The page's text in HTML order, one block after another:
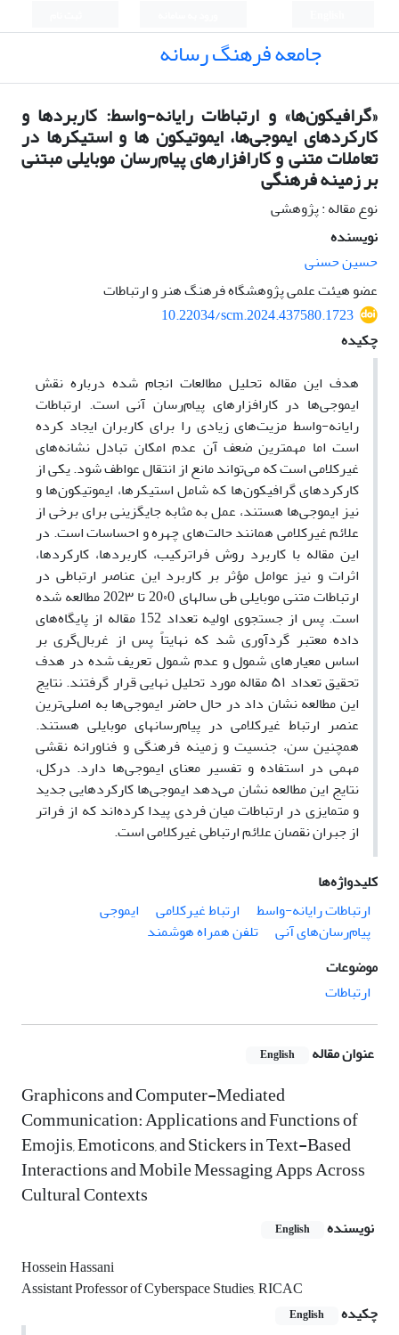
جامعه فرهنگ رسانه
«گرافیکون‌ها» و ارتباطات رایانه-واسط: کاربردها و
کارکردهای ایموجی‌ها، ایموتیکون ها و استیکرها در
تعاملات متنی و کارافزارهای پیام‌رسان موبایلی مبتنی
بر زمینه فرهنگی
نوع مقاله : پژوهشی
نویسنده
حسین حسنی
عضو هیئت علمی پژوهشگاه فرهنگ هنر و ارتباطات
10.22034/scm.2024.437580.1723
چکیده
هدف این مقاله تحلیل مطالعات انجام شده درباره نقش
ایموجی‌ها در کارافزارهای پیام‌رسان آنی است. ارتباطات
رایانه-واسط مزیت‌های زیادی را برای کاربران ایجاد کرده
است اما مهمترین ضعف آن عدم امکان تبادل نشانه‌های
غیرکلامی است که می‌تواند مانع از انتقال عواطف شود. یکی از
کارکردهای گرافیکون‌ها که شامل استیکرها، ایموتیکون‌ها و
نیز ایموجی‌ها هستند، عمل به مثابه جایگزینی برای برخی از
علائم غیرکلامی همانند حالت‌های چهره و احساسات است. در
این مقاله با کاربرد روش فراترکیب، کاربردها، کارکردها،
اثرات و نیز عوامل مؤثر بر کاربرد این عناصر ارتباطی در
ارتباطات متنی موبایلی طی سالهای 20۰0 تا 202۳ مطالعه شده
است. پس از جستجوی اولیه تعداد 152 مقاله از پایگاه‌های
داده معتبر گردآوری شد که نهایتاً پس از غربال‌گری بر
اساس معیارهای شمول و عدم شمول تعریف شده در هدف
تحقیق تعداد ۵۱ مقاله مورد تحلیل نهایی قرار گرفتند. نتایج
این مطالعه نشان داد در حال حاضر ایموجی‌ها به اصلی‌ترین
عنصر ارتباط غیرکلامی در پیام‌رسانهای موبایلی هستند.
همچنین سن، جنسیت و زمینه فرهنگی و فناورانه نقشی
مهمی در استفاده و تفسیر معنای ایموجی‌ها دارد. درکل،
نتایج این مطالعه نشان می‌دهد ایموجی‌ها کارکردهایی جدید
و متمایزی در ارتباطات میان فردی پیدا کرده‌اند که از فراتر
از جبران نقصان علائم ارتباطی غیرکلامی است.
کلیدواژه‌ها
ارتباطات رایانه-واسط
ارتباط غیرکلامی
ایموجی
پیام‌رسان‌های آنی
تلفن همراه هوشمند
موضوعات
ارتباطات
عنوان مقاله English
Graphicons and Computer-Mediated
Communication: Applications and Functions of
Emojis, Emoticons, and Stickers in Text-Based
Interactions and Mobile Messaging Apps Across
Cultural Contexts
نویسنده English
Hossein Hassani
Assistant Professor of Cyberspace Studies, RICAC
چکیده
English